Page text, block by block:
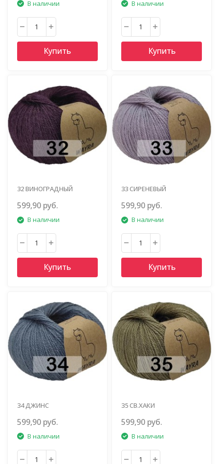
В наличии
Купить
В наличии
Купить
32 ВИНОГРАДНЫЙ
599,90 руб.
В наличии
Купить
33 СИРЕНЕВЫЙ
599,90 руб.
В наличии
Купить
34 ДЖИНС
599,90 руб.
В наличии
35 СВ.ХАКИ
599,90 руб.
В наличии